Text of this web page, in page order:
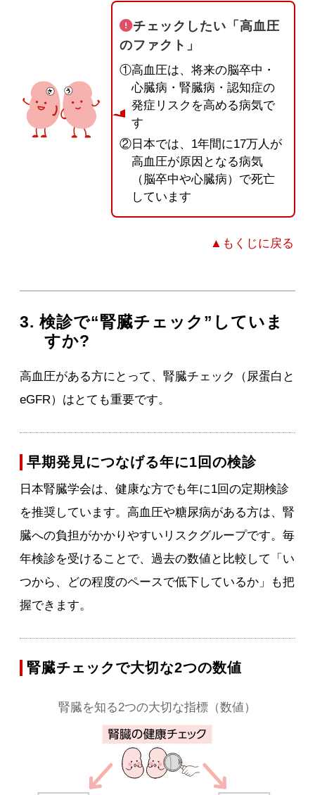
チェックしたい「高血圧
のファクト」
①高血圧は、将来の脳卒中・
心臓病・腎臓病・認知症の
発症リスクを高める病気で
す
②日本では、1年間に17万人が
高血圧が原因となる病気
（脳卒中や心臓病）で死亡
しています
▲もくじに戻る
3. 検診で“腎臓チェック”していま
すか?
高血圧がある方にとって、腎臓チェック（尿蛋白と
eGFR）はとても重要です。
早期発見につなげる年に1回の検診
日本腎臓学会は、健康な方でも年に1回の定期検診
を推奨しています。高血圧や糖尿病がある方は、腎
臓への負担がかかりやすいリスクグループです。毎
年検診を受けることで、過去の数値と比較して「い
つから、どの程度のペースで低下しているか」も把
握できます。
腎臓チェックで大切な2つの数値
腎臓を知る2つの大切な指標（数値）